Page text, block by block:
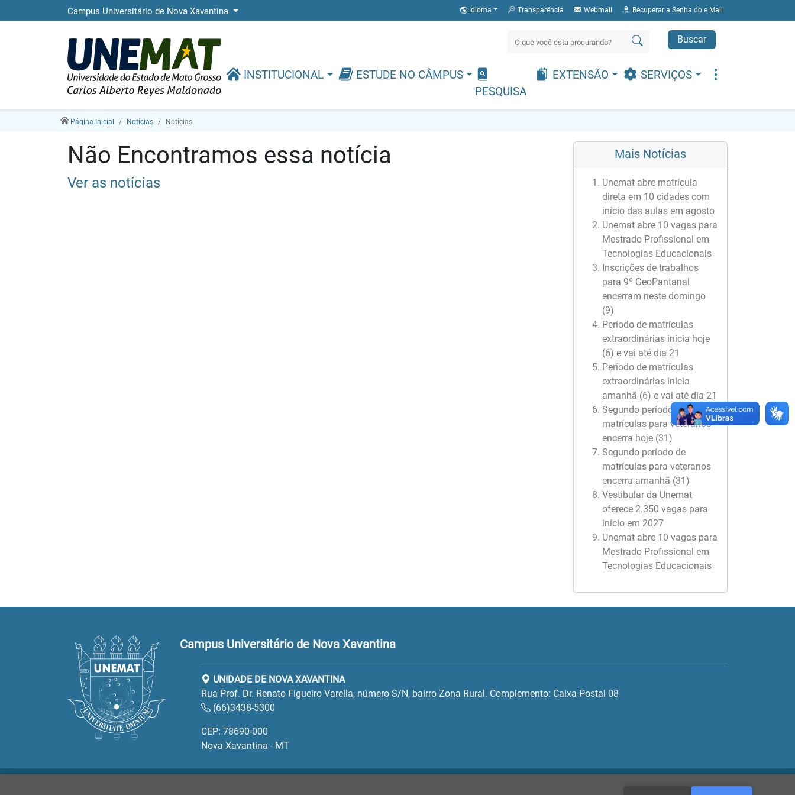
Campus Universitário de Nova Xavantina Idioma Transparência Webmail Recuperar a Senha do e Mail
Buscar
INSTITUCIONAL
ESTUDE NO CÂMPUS
PESQUISA
EXTENSÃO SERVIÇOS
Página Inicial Notícias Notícias
Não Encontramos essa notícia
Ver as notícias
Mais Notícias
Unemat abre matrícula
direta em 10 cidades com
início das aulas em agosto
Unemat abre 10 vagas para
Mestrado Profissional em
Tecnologias Educacionais
Inscrições de trabalhos
para 9º GeoPantanal
encerram neste domingo
(9)
Período de matrículas
extraordinárias inicia hoje
(6) e vai até dia 21
Período de matrículas
extraordinárias inicia
amanhã (6) e vai até dia 21
Segundo período de
matrículas para veteranos
encerra hoje (31)
Segundo período de
matrículas para veteranos
encerra amanhã (31)
Vestibular da Unemat
oferece 2.350 vagas para
início em 2027
Unemat abre 10 vagas para
Mestrado Profissional em
Tecnologias Educacionais
Campus Universitário de Nova Xavantina
UNIDADE DE NOVA XAVANTINA
Rua Prof. Dr. Renato Figueiro Varella, número S/N, bairro Zona Rural. Complemento: Caixa Postal 08
(66)3438-5300
CEP: 78690-000
Nova Xavantina - MT